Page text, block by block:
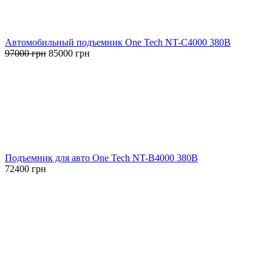
Автомобильный подъемник One Tech NT-С4000 380В
97000грн Первоначальная
85000 грн
Подъемник для авто One Tech NT-B4000 380В
72400 грн